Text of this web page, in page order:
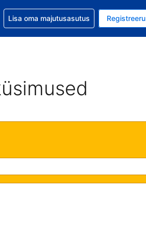
valitud valuuta on USA dollar
valitud keel on Eesti keeles
broneeringuga abi
Lisa oma majutusasutus Registreeru